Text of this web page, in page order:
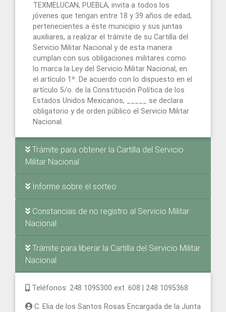
TEXMELUCAN, PUEBLA, invita a todos los
jóvenes que tengan entre 18 y 39 años de edad,
pertenecientes a éste municipio y sus juntas
auxiliares, a realizar el trámite de su Cartilla del
Servicio Militar Nacional y de esta manera
cumplan con sus obligaciones militares como
lo marca la Ley del Servicio Militar Nacional, en
el artículo 1º. De acuerdo con lo dispuesto en el
artículo 5/o. de la Constitución Política de los
Estados Unidos Mexicanos, _____ se declara
obligatorio y de orden público el Servicio Militar
Nacional.
Trámite para obtener la Cartilla del Servicio
Militar Nacional
Informe sobre el sorteo
Constancias de no registro al Servicio Militar
Nacional
Trámite para liberar la Cartilla del Servicio Militar
Nacional
Teléfonos: 248 1095300 ext. 608 | 248 1095368
C. Elia de los Santos Rosas Encargada de la Junta